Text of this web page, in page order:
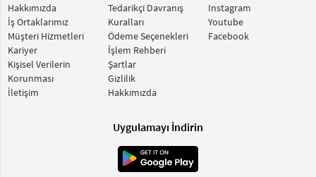
Hakkımızda
İş Ortaklarımız
Müşteri Hizmetleri
Kariyer
Kişisel Verilerin
Korunması
İletişim
Tedarikçi Davranış
Kuralları
Ödeme Seçenekleri
İşlem Rehberi
Şartlar
Gizlilik
Hakkımızda
Instagram
Youtube
Facebook
Uygulamayı İndirin